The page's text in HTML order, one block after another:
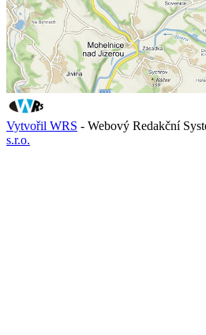
Vytvořil WRS - Webový Redakční
s.r.o.